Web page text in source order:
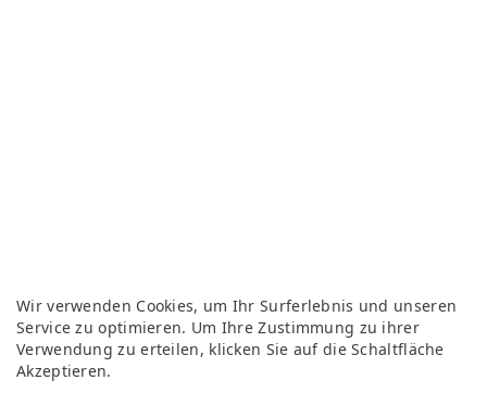
Wir verwenden Cookies, um Ihr Surferlebnis und unseren
Service zu optimieren. Um Ihre Zustimmung zu ihrer
Verwendung zu erteilen, klicken Sie auf die Schaltfläche
Akzeptieren.